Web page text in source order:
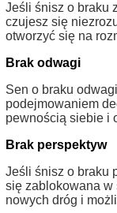
Jeśli śnisz o braku
czujesz się
otworzyć się na
Brak odwagi
Sen o braku
podejmowaniem
pewnością siebie i
Brak perspektyw
Jeśli śnisz o braku
się zablokowana w
nowych dróg i